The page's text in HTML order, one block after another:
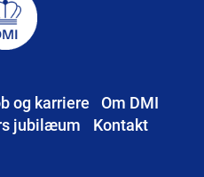
og karriere
Om DMI
jubilæum Kontakt